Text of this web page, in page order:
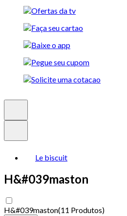
Le biscuit
H&#039maston
H&#039maston(11 Produtos)